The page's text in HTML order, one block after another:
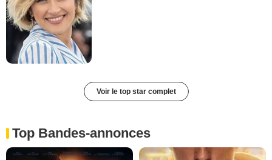
Voir le top star complet
Top Bandes-annonces